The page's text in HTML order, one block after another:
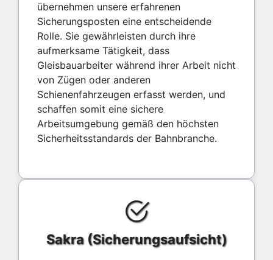
übernehmen unsere erfahrenen
Sicherungsposten eine entscheidende
Rolle. Sie gewährleisten durch ihre
aufmerksame Tätigkeit, dass
Gleisbauarbeiter während ihrer Arbeit nicht
von Zügen oder anderen
Schienenfahrzeugen erfasst werden, und
schaffen somit eine sichere
Arbeitsumgebung gemäß den höchsten
Sicherheitsstandards der Bahnbranche.
Sakra (Sicherungsaufsicht)